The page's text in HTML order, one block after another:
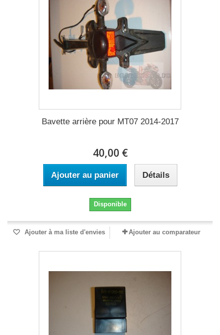
Bavette arrière pour MT07 2014-2017
40,00 €
Ajouter au panier Détails
Disponible
Ajouter à ma liste d'envies Ajouter au comparateur